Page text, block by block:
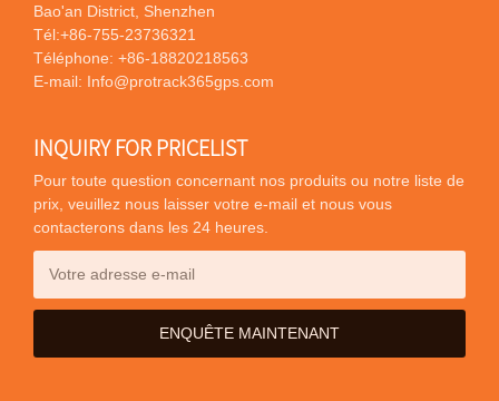
Bao'an District, Shenzhen
Tél:+86-755-23736321
Téléphone: +86-18820218563
E-mail: Info@protrack365gps.com
INQUIRY FOR PRICELIST
Pour toute question concernant nos produits ou notre liste de
prix, veuillez nous laisser votre e-mail et nous vous
contacterons dans les 24 heures.